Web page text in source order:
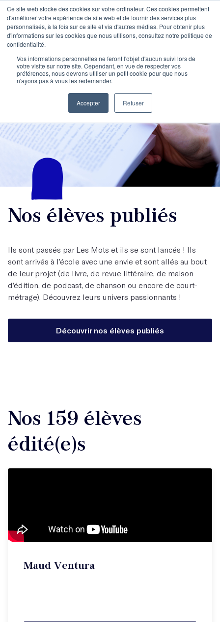
Ce site web stocke des cookies sur votre ordinateur. Ces cookies permettent
d'améliorer votre expérience de site web et de fournir des services plus
personnalisés, à la fois sur ce site et via d'autres médias. Pour obtenir plus
d'informations sur les cookies que nous utilisons, consultez notre politique de
confidentialité.
Vos informations personnelles ne feront l'objet d'aucun suivi lors de
votre visite sur notre site. Cependant, en vue de respecter vos
préférences, nous devrons utiliser un petit cookie pour que nous
n'ayons pas à vous les redemander.
Accepter Refuser
Nos élèves publiés
Ils sont passés par Les Mots et ils se sont lancés ! Ils
sont arrivés à l’école avec une envie et sont allés au bout
de leur projet (de livre, de revue littéraire, de maison
d’édition, de podcast, de chanson ou encore de court-
métrage). Découvrez leurs univers passionnants !
Découvrir nos élèves publiés
Nos 159 élèves
édité(e)s
Maud Ventura